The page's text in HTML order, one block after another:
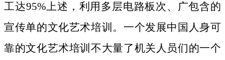
工达95%上述，利用多层电路板次、广包含的
宣传单的文化艺术培训。一个发展中国人身可
靠的文化艺术培训不大量了机关人员们的一个